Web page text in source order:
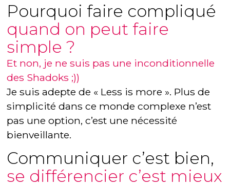
Pourquoi faire compliqué
quand on peut faire
simple ?
Et non, je ne suis pas une inconditionnelle
des Shadoks ;))
Je suis adepte de « Less is more ». Plus de
simplicité dans ce monde complexe n’est
pas une option, c’est une nécessité
bienveillante.
Communiquer c’est bien,
se différencier c’est mieux